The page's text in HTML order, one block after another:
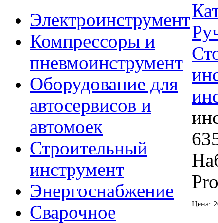
Электроинструмент
Компрессоры и
пневмоинструмент
Оборудование для
автосервисов и
автомоек
Строительный
инструмент
Энергоснабжение
Сварочное
Цена: